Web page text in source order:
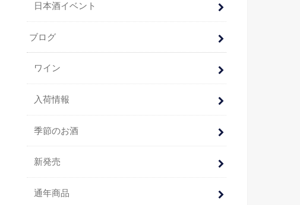
日本酒イベント
ブログ
ワイン
入荷情報
季節のお酒
新発売
通年商品